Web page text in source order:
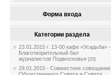
Форма входа
Категории раздела
23.01.2015 г. 13-00 кафе «Усадьба» -
Благотворительный бал
журналистов Подмосковья [20]
29.01.2015 - Совместное совещание